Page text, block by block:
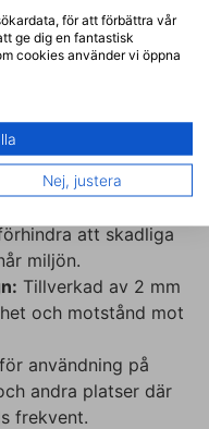
och
svensktalande
korrekt sortering
vilket optimerar
att skadliga
miljön.
Tillverkad av 2 mm
och motstånd mot
användning på
andra platser där
frekvent.
för att förbättra vår
ge dig en fantastisk
cookies använder vi öppna
Nej, justera